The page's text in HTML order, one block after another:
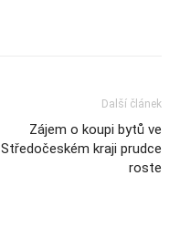
Další článek
Zájem o koupi bytů ve
Středočeském kraji prudce
roste